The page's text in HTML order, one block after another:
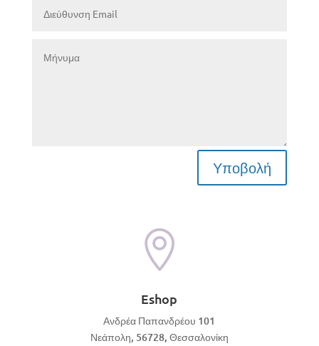
Υποβολή

Eshop
Ανδρέα Παπανδρέου 101
Νεάπολη, 56728, Θεσσαλονίκη